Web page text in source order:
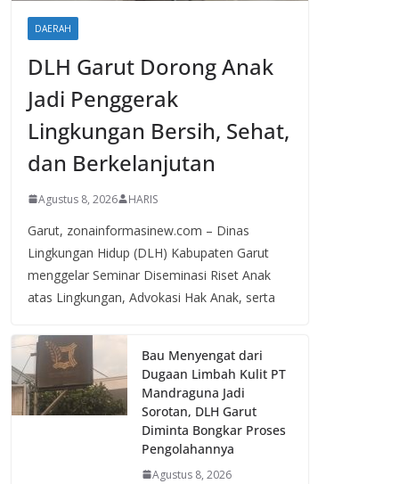
DAERAH
DLH Garut Dorong Anak
Jadi Penggerak
Lingkungan Bersih, Sehat,
dan Berkelanjutan
Agustus 8, 2026 HARIS
Garut, zonainformasinew.com – Dinas
Lingkungan Hidup (DLH) Kabupaten Garut
menggelar Seminar Diseminasi Riset Anak
atas Lingkungan, Advokasi Hak Anak, serta
Bau Menyengat dari
Dugaan Limbah Kulit PT
Mandraguna Jadi
Sorotan, DLH Garut
Diminta Bongkar Proses
Pengolahannya
Agustus 8, 2026